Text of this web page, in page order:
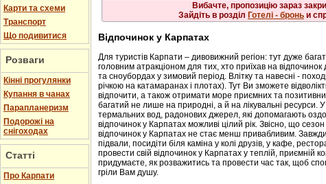
Карти та схеми
Транспорт
Що подивитися
Розваги
Кінні прогулянки
Купання в чанах
Парапланеризм
Подорожі на
снігоходах
Статті
Про Карпати
Вибачте, пропозицію зараз
Зайдіть в розділ Готелі - бронь и
Відпочинок у Карпатах
Для туристів Карпати – дивовижний регіон: тут дуже
головним атракціоном для тих, хто приїхав на
та сноубордах у зимовий період. Влітку та навесні -
річкою на катамаранах і плотах). Тут Ви зможете
відпочити, а також отримати море приємних та
багатий не лише на природні, а й на лікувальні ресурси.
термальних вод, радонових джерел, які допомагають
відпочинок у Карпатах можливі цілий рік. Звісно, що
відпочинок у Карпатах не стає менш привабливим. Завжди
підвали, посидіти біля каміна у колі друзів, у кафе,
провести свій відпочинок у Карпатах у теплій, приємній
придумаєте, як розважитись та провести час так, щоб
гріли Вам душу.